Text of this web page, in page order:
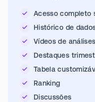
Acesso completo
Histórico de
Vídeos de análises
Destaques
Tabela
Ranking
Discussões